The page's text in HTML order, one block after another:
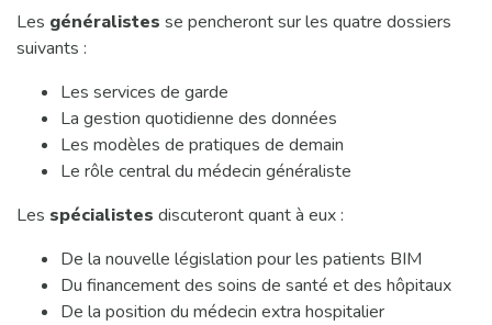
Les généralistes se pencheront sur les quatre dossiers
suivants :
Les services de garde
La gestion quotidienne des données
Les modèles de pratiques de demain
Le rôle central du médecin généraliste
Les spécialistes discuteront quant à eux :
De la nouvelle législation pour les patients BIM
Du financement des soins de santé et des hôpitaux
De la position du médecin extra hospitalier